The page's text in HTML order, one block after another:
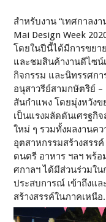
สำหรับงาน “เทศกาลง
Mai Design Week
โดยในปีนี้ได้มีการขยา
และชมสินค้างานดีไซ
กิจกรรม และนิทรรศกา
อนุสาวรีย์สามกษัตริย์ –
สันกำแพง โดยมุ่งหวัง
เป็นแรงผลัดดันเศรฐกิ
ใหม่ ๆ รวมทั้งผลงานค
อุตสาหกรรมสร้างสร
ดนตรี อาหาร ฯลฯ พร้อ
ศกาลฯ ได้มีส่วนร่วมใน
ประสบการณ์ เข้าถึงแ
สร้างสรรค์ในภาคเหนือ.